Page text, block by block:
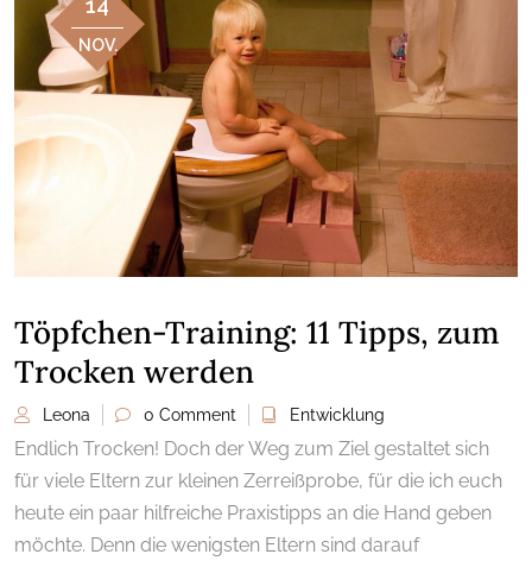
14
NOV.
Töpfchen-Training: 11 Tipps, zum
Trocken werden
Leona 0 Comment Entwicklung
Endlich Trocken! Doch der Weg zum Ziel gestaltet sich
für viele Eltern zur kleinen Zerreißprobe, für die ich euch
heute ein paar hilfreiche Praxistipps an die Hand geben
möchte. Denn die wenigsten Eltern sind darauf